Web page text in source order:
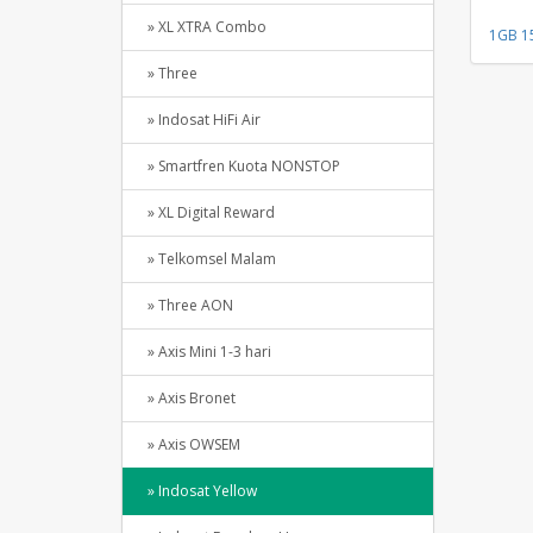
» XL XTRA Combo
» Three
» Indosat HiFi Air
» Smartfren Kuota NONSTOP
» XL Digital Reward
» Telkomsel Malam
» Three AON
» Axis Mini 1-3 hari
» Axis Bronet
» Axis OWSEM
» Indosat Yellow
1GB